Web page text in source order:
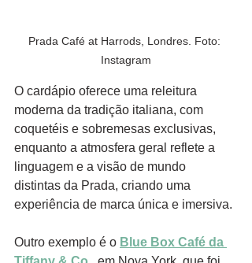
Prada Café at Harrods, Londres. Foto:
Instagram
O cardápio oferece uma releitura
moderna da tradição italiana, com
coquetéis e sobremesas exclusivas,
enquanto a atmosfera geral reflete a
linguagem e a visão de mundo
distintas da Prada, criando uma
experiência de marca única e imersiva.
Outro exemplo é o Blue Box Café da